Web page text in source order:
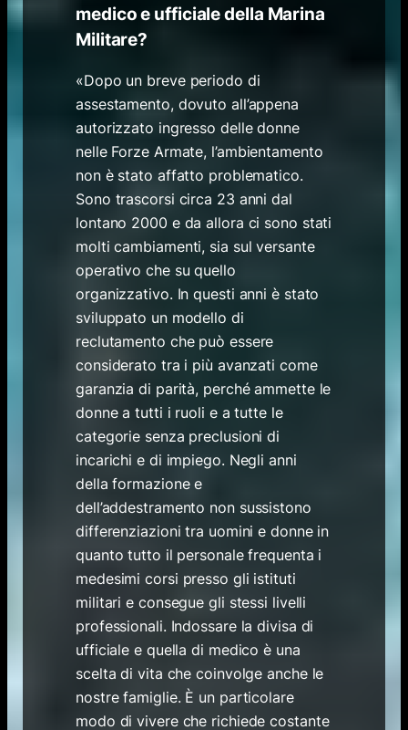
medico e ufficiale della Marina
Militare?
«Dopo un breve periodo di
assestamento, dovuto all’appena
autorizzato ingresso delle donne
nelle Forze Armate, l’ambientamento
non è stato affatto problematico.
Sono trascorsi circa 23 anni dal
lontano 2000 e da allora ci sono stati
molti cambiamenti, sia sul versante
operativo che su quello
organizzativo. In questi anni è stato
sviluppato un modello di
reclutamento che può essere
considerato tra i più avanzati come
garanzia di parità, perché ammette le
donne a tutti i ruoli e a tutte le
categorie senza preclusioni di
incarichi e di impiego. Negli anni
della formazione e
dell’addestramento non sussistono
differenziazioni tra uomini e donne in
quanto tutto il personale frequenta i
medesimi corsi presso gli istituti
militari e consegue gli stessi livelli
professionali. Indossare la divisa di
ufficiale e quella di medico è una
scelta di vita che coinvolge anche le
nostre famiglie. È un particolare
modo di vivere che richiede costante